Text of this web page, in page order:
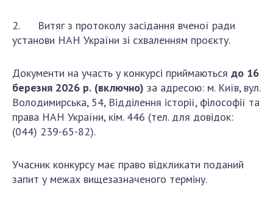
2. Витяг з протоколу засідання вченої ради
установи НАН України зі схваленням проєкту.
Документи на участь у конкурсі приймаються до 16
березня 2026 р. (включно) за адресою: м. Київ, вул.
Володимирська, 54, Відділення історії, філософії та
права НАН України, кім. 446 (тел. для довідок:
(044) 239-65-82).
Учасник конкурсу має право відкликати поданий
запит у межах вищезазначеного терміну.